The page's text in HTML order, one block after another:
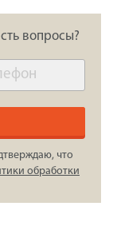
вопросы?
что
обработки